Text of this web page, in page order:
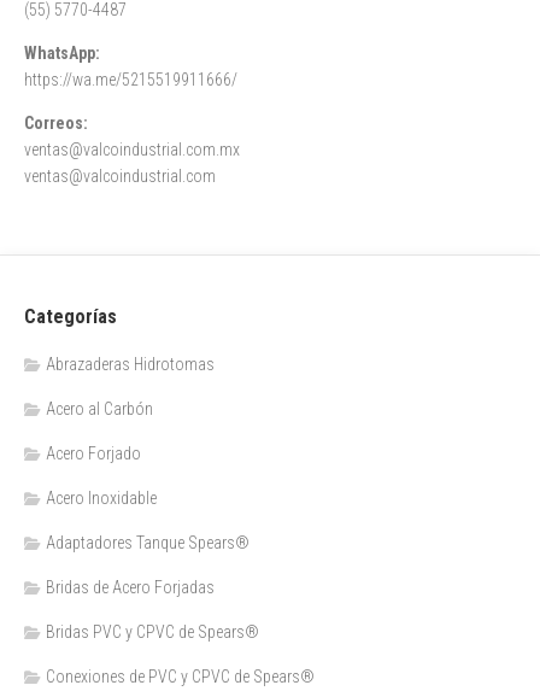
(55) 5770-4487
WhatsApp:
https://wa.me/5215519911666/
Correos:
ventas@valcoindustrial.com.mx
ventas@valcoindustrial.com
Categorías
Abrazaderas Hidrotomas
Acero al Carbón
Acero Forjado
Acero Inoxidable
Adaptadores Tanque Spears®
Bridas de Acero Forjadas
Bridas PVC y CPVC de Spears®
Conexiones de PVC y CPVC de Spears®